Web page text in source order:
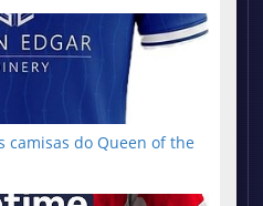
camisas do Queen of the